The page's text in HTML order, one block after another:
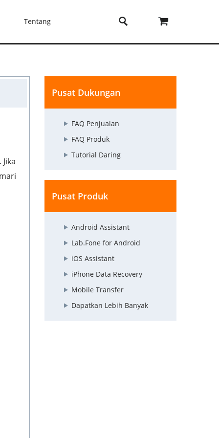
Tentang
Pusat Dukungan
FAQ Penjualan
FAQ Produk
Tutorial Daring
Pusat Produk
Android Assistant
Lab.Fone for Android
iOS Assistant
iPhone Data Recovery
Mobile Transfer
Dapatkan Lebih Banyak